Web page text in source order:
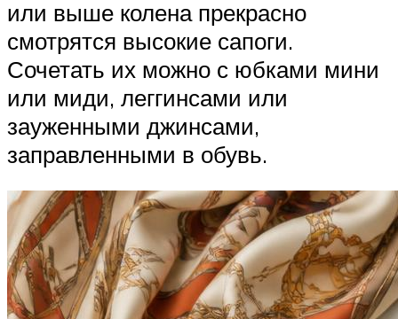
или выше колена прекрасно
смотрятся высокие сапоги.
Сочетать их можно с юбками мини
или миди, леггинсами или
зауженными джинсами,
заправленными в обувь.